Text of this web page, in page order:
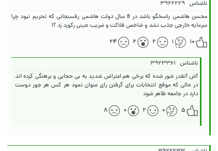
ناشناس ۳۹۲۲۲۲۹
محسن هاشمی پاسخگو باشد در 8 سال دولت هاشمی رفسنجانی که تحریم نبود چرا
سرمایه خارجی جذب نشد و شاخص فلاکت و ضریب جینی رکورد زد ؟!
۱۰
۱ ۲ ۲ ۲۴
ناشناس ۳۹۲۳۳۶۱
آش آنقدر شور شده که برخی هم اعتراض شدید به بی حجابی و برهنگی کرده اند
در حالی که موقع انتخابات برای گرفتن رای عنوان نمود هر کس هر جور دوست
دارد در جامعه ظاهر شود
۵
۰ ۲ ۰ ۸